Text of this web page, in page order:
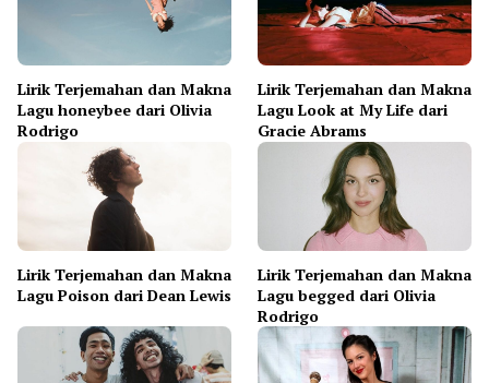
Lirik Terjemahan dan Makna
Lagu honeybee dari Olivia
Rodrigo
Lirik Terjemahan dan Makna
Lagu Look at My Life dari
Gracie Abrams
Lirik Terjemahan dan Makna
Lagu Poison dari Dean Lewis
Lirik Terjemahan dan Makna
Lagu begged dari Olivia
Rodrigo